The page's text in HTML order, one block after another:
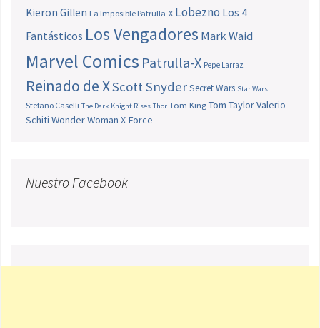
Kieron Gillen La Imposible Patrulla-X Lobezno Los 4
Fantásticos Los Vengadores Mark Waid
Marvel Comics Patrulla-X Pepe Larraz
Reinado de XScott SnyderSecret Wars Star Wars
Stefano Caselli The Dark Knight Rises Thor Tom King Tom TaylorValerio
Schiti Wonder Woman X-Force
Nuestro Facebook